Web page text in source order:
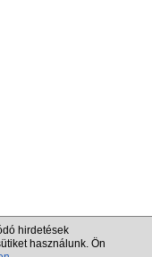
hirdetések
használunk. Ön